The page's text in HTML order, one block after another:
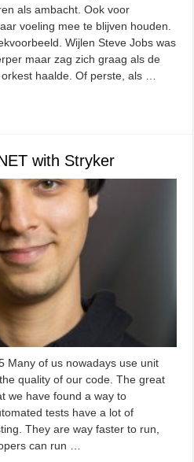
als ambacht. Ook voor
voeling mee te blijven houden.
Wijlen Steve Jobs was
maar zag zich graag als de
haalde. Of perste, als …
with Stryker
Many of us nowadays use unit
quality of our code. The great
we have found a way to
tests have a lot of
They are way faster to run,
can run …